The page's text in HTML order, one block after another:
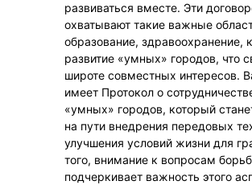
развиваться вместе. Эти
охватывают такие важные
образование, здравоохранение,
развитие «умных» городов, что
широте совместных интересов.
имеет Протокол о
«умных» городов, который
на пути внедрения передовых
улучшения условий жизни для
того, внимание к вопросам
подчеркивает важность этого